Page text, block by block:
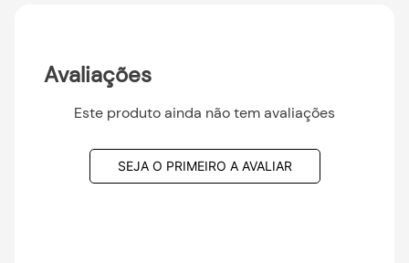
Avaliações
Este produto ainda não tem avaliações
SEJA O PRIMEIRO A AVALIAR